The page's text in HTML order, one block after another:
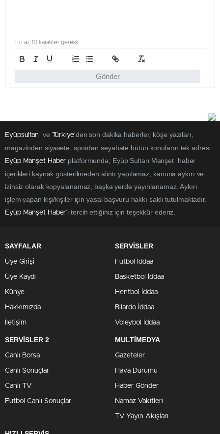
Gönder
En az 10 karakter gerekli
Eyüpsultan ve Türkiye'den son dakika haberler, köşe yazıları,
magazinden siyasete, spordan seyahate bütün konuların tek adresi
Eyüp Manşet Haber platformunda; Eyüp Sultan Manşet haber
içerikleri kaynak gösterilmeden alıntı yapılamaz, kanuna aykırı ve
izinsiz olarak kopyalanamaz, başka yerde yayınlanamaz. Aykırı
işlem yapan kişi/kişiler için yasal başvuru hakkı saklı tutulmaktadır.
Eyüp Manşet Haber'i tercih ettiğiniz için teşekkür ederiz.
SAYFALAR
Üye Girişi
Üye Kaydı
Künye
Hakkımızda
İletişim
SERVİSLER
Futbol İddaa
Basketbol İddaa
Hentbol İddaa
Bilardo İddaa
Voleybol İddaa
SERVİSLER 2
Canlı Borsa
Canlı Sonuçlar
Canlı TV
Futbol Canlı Sonuçlar
MULTİMEDYA
Gazeteler
Hava Durumu
Haber Gönder
Namaz Vakitleri
TV Yayın Akışları